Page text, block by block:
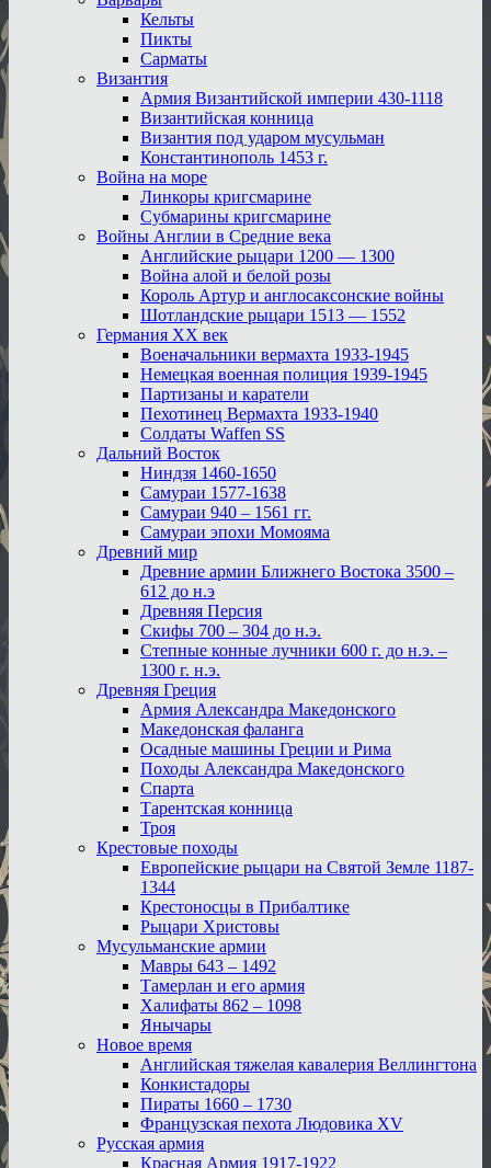
Кельты
Пикты
Сарматы
Византия
Армия Византийской империи 430-1118
Византийская конница
Византия под ударом мусульман
Константинополь 1453 г.
Война на море
Линкоры кригсмарине
Субмарины кригсмарине
Войны Англии в Средние века
Английские рыцари 1200 — 1300
Война алой и белой розы
Король Артур и англосаксонские войны
Шотландские рыцари 1513 — 1552
Германия XX век
Военачальники вермахта 1933-1945
Немецкая военная полиция 1939-1945
Партизаны и каратели
Пехотинец Вермахта 1933-1940
Солдаты Waffen SS
Дальний Восток
Ниндзя 1460-1650
Самураи 1577-1638
Самураи 940 – 1561 гг.
Самураи эпохи Момояма
Древний мир
Древние армии Ближнего Востока 3500 –
612 до н.э
Древняя Персия
Скифы 700 – 304 до н.э.
Степные конные лучники 600 г. до н.э. –
1300 г. н.э.
Древняя Греция
Армия Александра Македонского
Македонская фаланга
Осадные машины Греции и Рима
Походы Александра Македонского
Спарта
Тарентская конница
Троя
Крестовые походы
Европейские рыцари на Святой Земле 1187-
1344
Крестоносцы в Прибалтике
Рыцари Христовы
Мусульманские армии
Мавры 643 – 1492
Тамерлан и его армия
Халифаты 862 – 1098
Янычары
Новое время
Английская тяжелая кавалерия Веллингтона
Конкистадоры
Пираты 1660 – 1730
Французская пехота Людовика XV
Русская армия
Красная Армия 1917-1922